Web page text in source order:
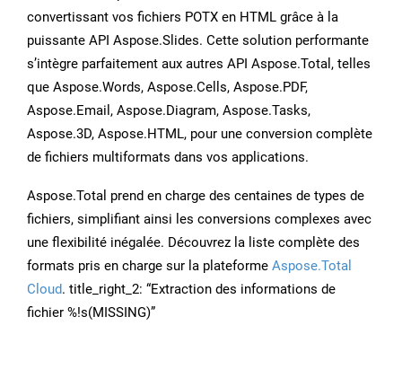
convertissant vos fichiers POTX en HTML grâce à la
puissante API Aspose.Slides. Cette solution performante
s’intègre parfaitement aux autres API Aspose.Total, telles
que Aspose.Words, Aspose.Cells, Aspose.PDF,
Aspose.Email, Aspose.Diagram, Aspose.Tasks,
Aspose.3D, Aspose.HTML, pour une conversion complète
de fichiers multiformats dans vos applications.
Aspose.Total prend en charge des centaines de types de
fichiers, simplifiant ainsi les conversions complexes avec
une flexibilité inégalée. Découvrez la liste complète des
formats pris en charge sur la plateforme Aspose.Total
Cloud. title_right_2: “Extraction des informations de
fichier %!s(MISSING)”